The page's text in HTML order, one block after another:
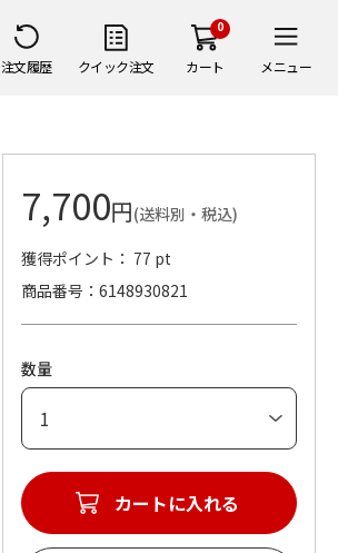
注文履歴 クイック注文
0
カート メニュー
7,700円(送料別・税込)
獲得ポイント： 77 pt
商品番号
6148930821
数量
カートに入れる